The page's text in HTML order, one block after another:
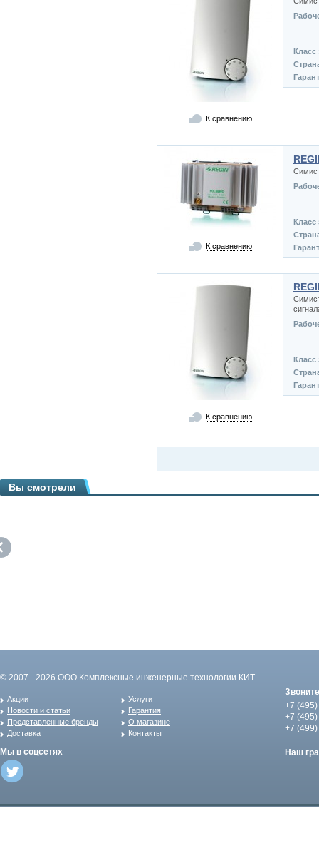
К сравнению
Класс
К сравнению
Класс
К сравнению
Класс
Вы смотрели
© 2007 - 2026 ООО Комплексные инженерные технологии КИТ.
Акции
Новости и статьи
Представленные бренды
Доставка
Услуги
Гарантия
О магазине
Контакты
Мы в соцсетях
Звоните
+7 (495)
+7 (495)
+7 (499)
Наш